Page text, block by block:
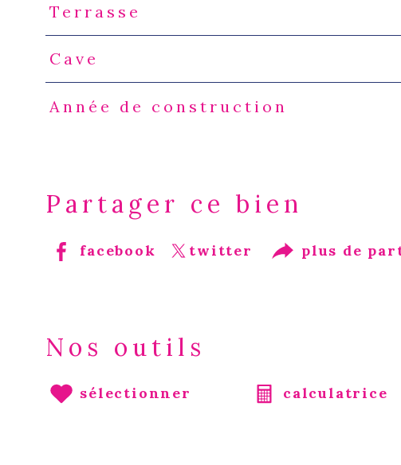
Terrasse
Cave
Année de construction
Partager ce bien
facebook twitter plus de
Nos outils
sélectionner calculatrice